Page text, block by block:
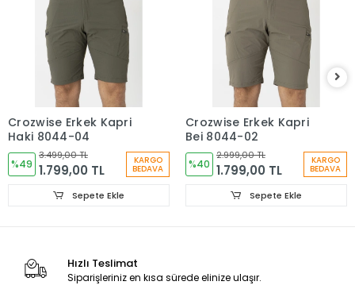
Crozwise Erkek Kapri
Haki 8044-04
%49
3.499,00 TL
1.799,00 TL
KARGO
BEDAVA
Sepete Ekle
Crozwise Erkek Kapri
Bej 8044-02
%40
2.999,00 TL
1.799,00 TL
KARGO
BEDAVA
Sepete Ekle
Hızlı Teslimat
Siparişleriniz en kısa sürede elinize ulaşır.